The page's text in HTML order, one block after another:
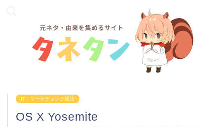
IT・マーケティング用語
OS X Yosemite